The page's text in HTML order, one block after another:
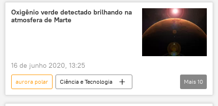
sonda espacial
Sistema Solar
satélite
Terra
Oxigênio verde detectado brilhando na
atmosfera de Marte
16 de junho 2020, 13:25
aurora polar
Ciência e Tecnologia
Sociedade
Notícias
satélite
Mais 10